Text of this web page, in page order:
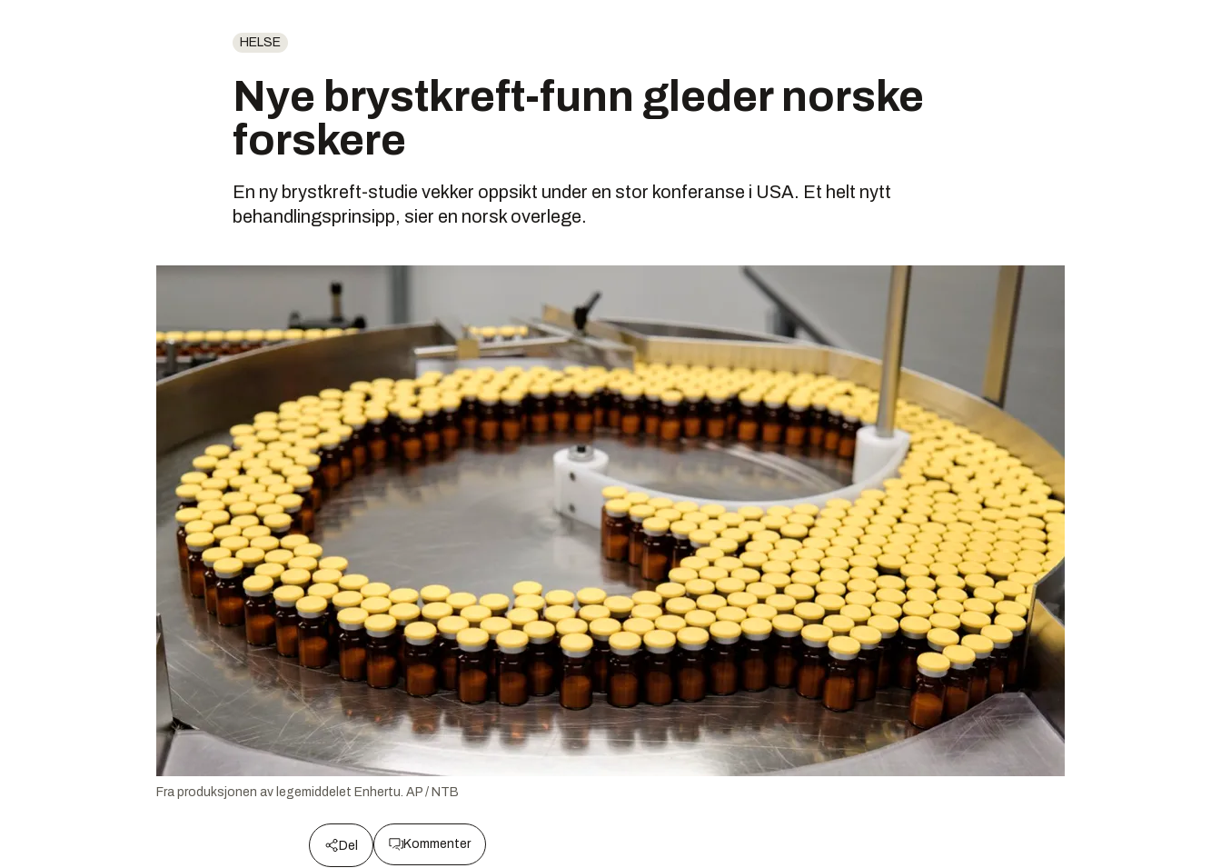
HELSE
Nye brystkreft-funn gleder norske
forskere
En ny brystkreft-studie vekker oppsikt under en stor konferanse i USA. Et helt nytt
behandlingsprinsipp, sier en norsk overlege.
Fra produksjonen av legemiddelet Enhertu. AP / NTB
Del Kommenter